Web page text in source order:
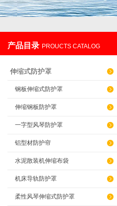
盐山华蒴机床附件制造有限公司
产品目录 PROUCTS CATALOG
伸缩式防护罩
钢板伸缩式防护罩
伸缩钢板防护罩
一字型风琴防护罩
铝型材防护帘
水泥散装机伸缩布袋
机床导轨防护罩
柔性风琴伸缩式防护罩